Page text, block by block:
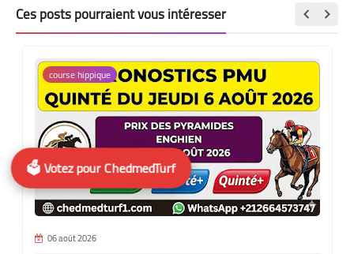
Ces posts pourraient vous intéresser
course hippique
06 août 2026
🗳️ Votez pour ChedmedTurf